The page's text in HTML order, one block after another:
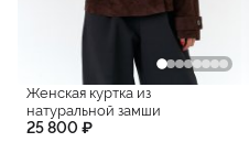
Женская куртка из
натуральной замши
25 800 ₽